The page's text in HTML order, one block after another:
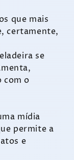
que mais
certamente,
se
com o
mídia
permite a
e